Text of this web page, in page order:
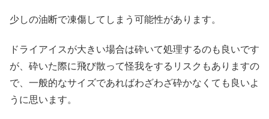
少しの油断で凍傷してしまう可能性があります。
ドライアイスが大きい場合は砕いて処理するのも良いです
が、砕いた際に飛び散って怪我をするリスクもありますの
で、一般的なサイズであればわざわざ砕かなくても良いよ
うに思います。